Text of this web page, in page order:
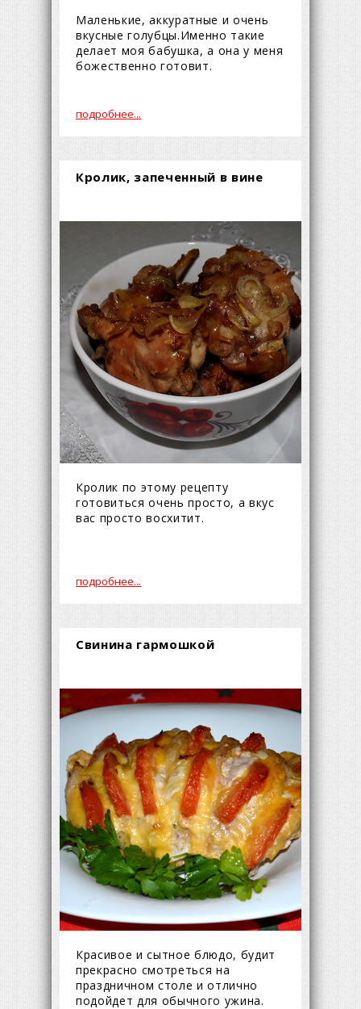
Маленькие, аккуратные и очень
вкусные голубцы.Именно такие
делает моя бабушка, а она у меня
божественно готовит.
подробнее...
Кролик, запеченный в вине
Кролик по этому рецепту
готовиться очень просто, а вкус
вас просто восхитит.
подробнее...
Свинина гармошкой
Красивое и сытное блюдо, будит
прекрасно смотреться на
праздничном столе и отлично
подойдет для обычного ужина.